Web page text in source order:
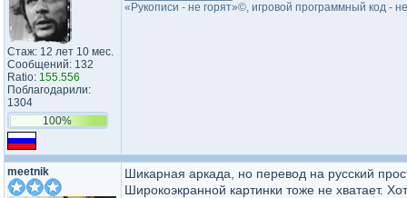
Стаж: 12 лет 10 мес.
Сообщений: 132
Ratio: 155.556
Поблагодарили:
1304
100%
«Рукописи - не горят»©, игровой программный код -
meetnik
Шикарная аркада, но перевод на русский
Широкоэкранной картинки тоже не хватает.